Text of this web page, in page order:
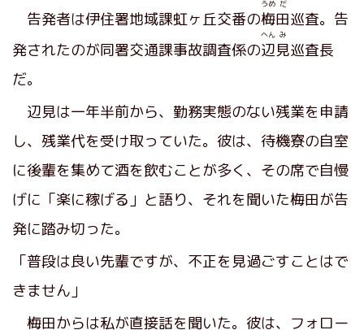
告発者は伊住署地域課虹ヶ丘交番の梅
うめ
田
だ
巡査。告
発されたのが同署交通課事故調査係の辺
へん
見
み
巡査長
だ。
辺見は一年半前から、勤務実態のない残業を申請
し、残業代を受け取っていた。彼は、待機寮の自室
に後輩を集めて酒を飲むことが多く、その席で自慢
げに「楽に稼げる」と語り、それを聞いた梅田が告
発に踏み切った。
「普段は良い先輩ですが、不正を見過ごすことはで
きません」
梅田からは私が直接話を聞いた。彼は、フォロー